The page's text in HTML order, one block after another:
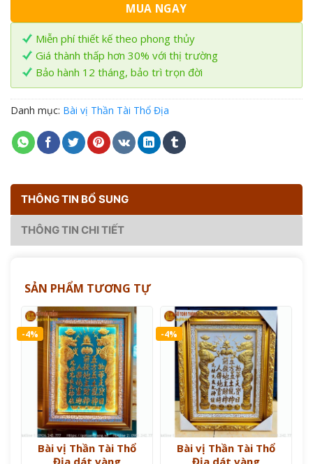
MUA NGAY
Miễn phí thiết kế theo phong thủy
Giá thành thấp hơn 30% với thị trường
Bảo hành 12 tháng, bảo trì trọn đời
Danh mục: Bài vị Thần Tài Thổ Địa
THÔNG TIN BỔ SUNG
THÔNG TIN CHI TIẾT
SẢN PHẨM TƯƠNG TỰ
-4%
Bài vị Thần Tài Thổ
-4%
Bài vị Thần Tài Thổ